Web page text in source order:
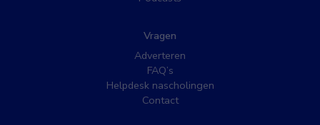
Vragen
Adverteren
FAQ’s
Helpdesk nascholingen
Contact